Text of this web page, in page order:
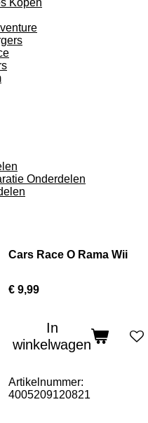
Kopen
Onderdelen
Cars Race O Rama Wii
€ 9,99
In
winkelwagen
Artikelnummer:
4005209120821